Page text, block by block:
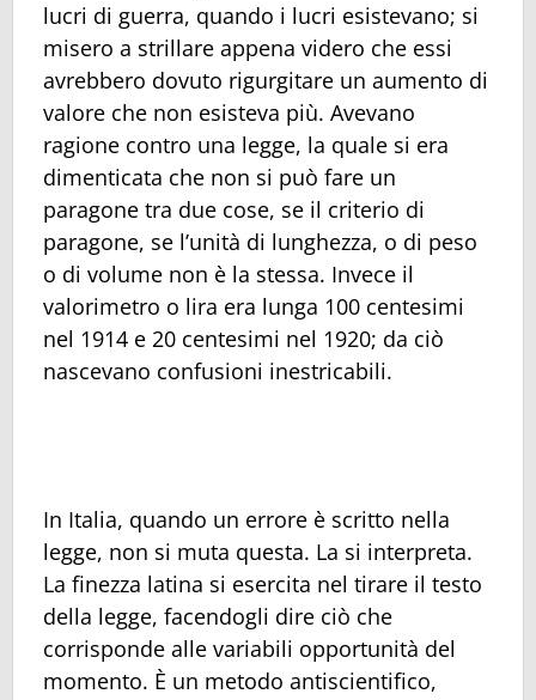
lucri di guerra, quando i lucri esistevano; si
misero a strillare appena videro che essi
avrebbero dovuto rigurgitare un aumento di
valore che non esisteva più. Avevano
ragione contro una legge, la quale si era
dimenticata che non si può fare un
paragone tra due cose, se il criterio di
paragone, se l’unità di lunghezza, o di peso
o di volume non è la stessa. Invece il
valorimetro o lira era lunga 100 centesimi
nel 1914 e 20 centesimi nel 1920; da ciò
nascevano confusioni inestricabili.
In Italia, quando un errore è scritto nella
legge, non si muta questa. La si interpreta.
La finezza latina si esercita nel tirare il testo
della legge, facendogli dire ciò che
corrisponde alle variabili opportunità del
momento. È un metodo antiscientifico,